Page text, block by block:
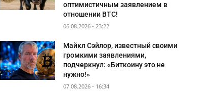
оптимистичным заявлением в
отношении BTC!
06.08.2026 - 23:22
Майкл Сэйлор, известный своими
громкими заявлениями,
подчеркнул: «Биткоину это не
нужно!»
07.08.2026 - 16:34